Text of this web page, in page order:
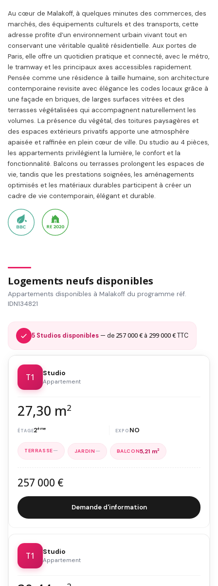
Au cœur de Malakoff, à quelques minutes des commerces, des
marchés, des équipements culturels et des transports, cette
adresse profite d’un environnement urbain vivant tout en
conservant une véritable qualité résidentielle. Aux portes de
Paris, elle offre un quotidien pratique et connecté, avec le métro,
le tramway et les principaux axes accessibles rapidement.
Pensée comme une résidence à taille humaine, son architecture
contemporaine revisite avec élégance les codes locaux grâce à
une façade en briques, de larges surfaces vitrées et des
terrasses végétalisées qui accompagnent naturellement les
volumes. La présence du végétal, des toitures paysagères et
des espaces extérieurs privatifs apporte une atmosphère
apaisée et raffinée en plein cœur de ville. Du studio au 4 pièces,
les appartements privilégient la lumière, le confort et la
fonctionnalité. Balcons ou terrasses prolongent les espaces de
vie, tandis que les prestations soignées, les aménagements
optimisés et les matériaux durables participent à créer un
cadre de vie contemporain, élégant et durable.
Logements neufs disponibles
Appartements disponibles à Malakoff du programme réf.
IDN134821
5 Studios disponibles — de 257 000 € à 299 000 €TTC
T1 Studio
Appartement
27,30 m2
2ème NO
— — 5,21 m2
257 000 €
Demande d'information
T1 Studio
Appartement